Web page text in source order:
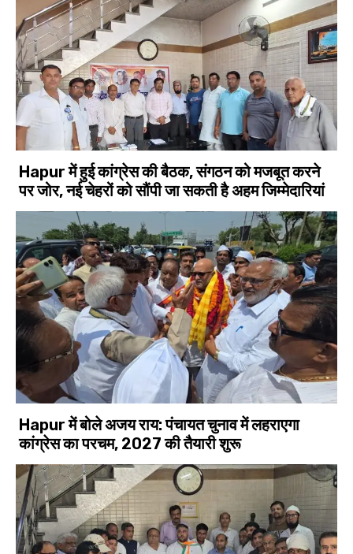
Hapur में हुई कांग्रेस की बैठक, संगठन को मजबूत करने
पर जोर, नई चेहरों को सौंपी जा सकती है अहम जिम्मेदारियां
Hapur में बोले अजय राय: पंचायत चुनाव में लहराएगा
कांग्रेस का परचम, 2027 की तैयारी शुरू